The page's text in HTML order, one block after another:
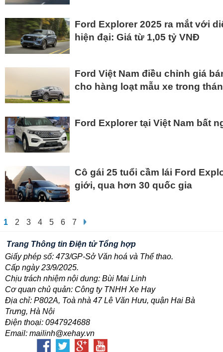
Ford Explorer 2025 ra mắt với
hiện đại: Giá từ 1,05 tỷ VNĐ
Ford Việt Nam điều chỉnh giá
cho hàng loạt mẫu xe trong
Ford Explorer tại Việt Nam bất
Cô gái 25 tuổi cầm lái Ford
giới, qua hơn 30 quốc gia
1 2 3 4 5 6 7
Trang Thông tin Điện tử Tổng hợp
Giấy phép số: 473/GP-Sở Văn hoá và Thể thao.
Cấp ngày 23/9/2025.
Chịu trách nhiệm nội dung: Bùi Mai Linh
Cơ quan chủ quản: Công ty TNHH Xe Hay
Địa chỉ: P802A, Toà nhà 47 Lê Văn Hưu, quận Hai Bà
Trưng, Hà Nội
Điện thoại: 0947924688
Email: mailinh@xehay.vn